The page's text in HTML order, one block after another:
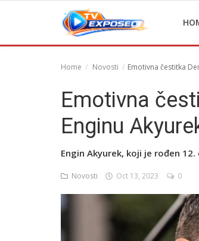
Home Novosti Emotivna čestitka
Emotivna
Enginu
Engin Akyurek, koji je rođen
Novosti Oct 13, 2023 0